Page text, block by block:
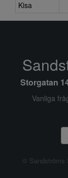
Kisa
Storgatan
Vanliga
©